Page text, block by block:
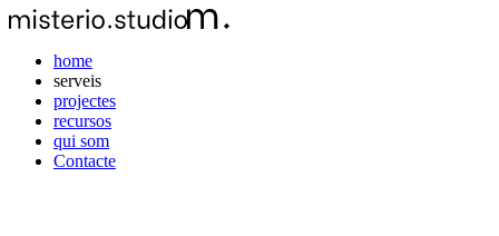
home
serveis
projectes
recursos
qui som
Contacte